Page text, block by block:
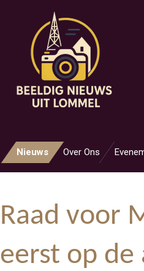
Nieuws Over Ons
Raad voor
eerst op de